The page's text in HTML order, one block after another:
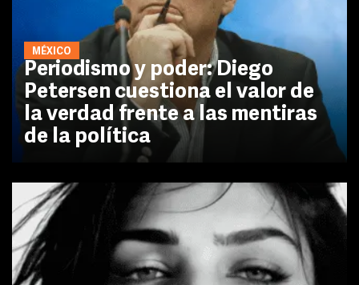
MÉXICO
Periodismo y poder: Diego
Petersen cuestiona el valor de
la verdad frente a las mentiras
de la política